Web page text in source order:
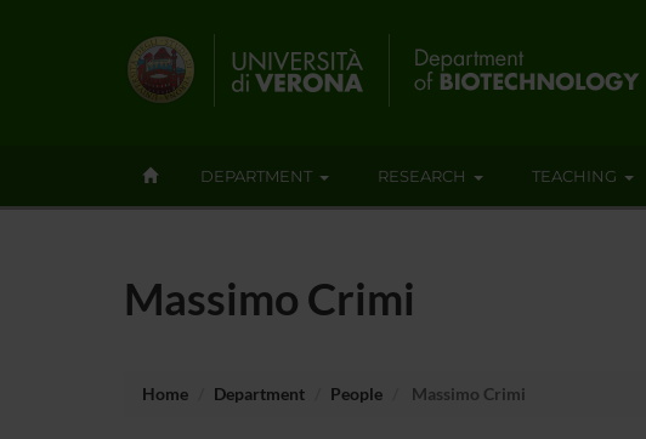
DEPARTMENT RESEARCH TEACHING
Massimo Crimi
Home Department People Massimo Crimi